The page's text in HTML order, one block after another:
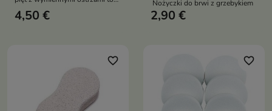
skuteczne narzędzie do
usuwania zrogowaciałego
4,50 €
Nożyczki do brwi z grzebykiem
2,90 €
favorite_border favorite_border